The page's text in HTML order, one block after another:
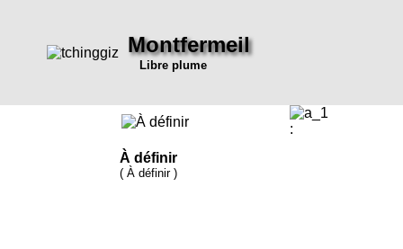
Montfermeil
Libre plume
À définir
( À définir )
: